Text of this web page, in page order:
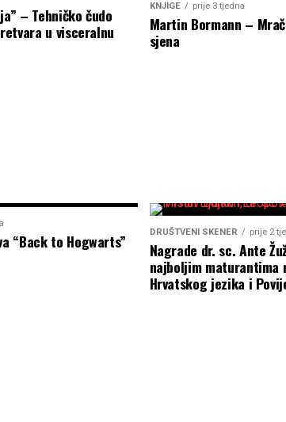
– Tehničko čudo
u visceralnu
KNJIGE prije 3 tjedna
Martin Bormann –
sjena
“Back to Hogwarts”
DRUŠTVENI SKENER prije 2
Nagrade dr. sc. Ante
najboljim maturantima
Hrvatskog jezika i